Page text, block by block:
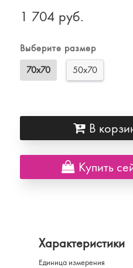
1 704 руб.
Выберите размер
70х70
50х70
В
Купить
Характеристики
Единица измерения